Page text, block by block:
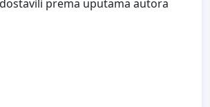
prema uputama autora